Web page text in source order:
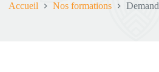
Accueil Nos formations